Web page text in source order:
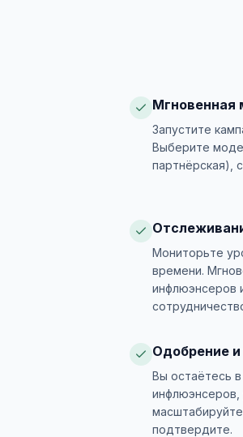
Мгновенная
Запустите
Выберите
партнёрская),
Мониторьте
времени.
инфлюэнсеров
Одобрение
Вы остаётесь
инфлюэнсеров,
подтвердите.